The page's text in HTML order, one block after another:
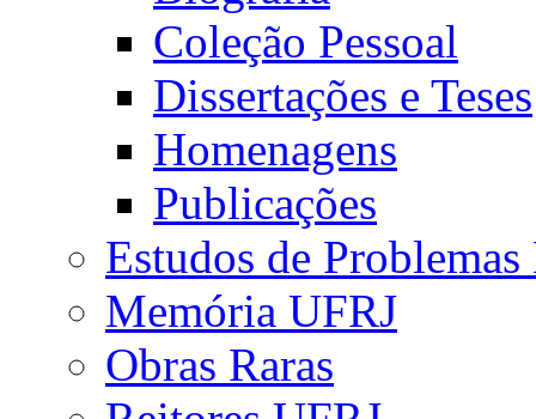
Coleção Pessoal
Dissertações e Teses
Homenagens
Publicações
Estudos de
Memória UFRJ
Obras Raras